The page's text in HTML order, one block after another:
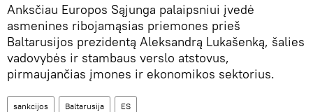
Anksčiau Europos Sąjunga palaipsniui įvedė
asmenines ribojamąsias priemones prieš
Baltarusijos prezidentą Aleksandrą Lukašenką, šalies
vadovybės ir stambaus verslo atstovus,
pirmaujančias įmones ir ekonomikos sektorius.
sankcijos Baltarusija ES